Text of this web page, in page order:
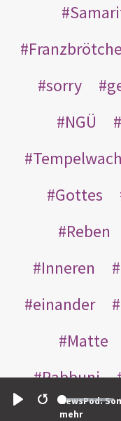
Restart
NewsPod:
mehr
sorry
NGÜ
Gottes
Reben
Inneren
einander
Matte
Rabbuni
gewaschen